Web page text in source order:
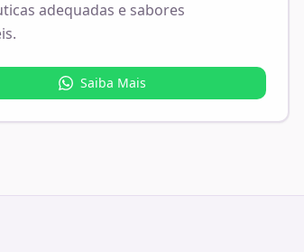
adequadas e sabores
Saiba Mais